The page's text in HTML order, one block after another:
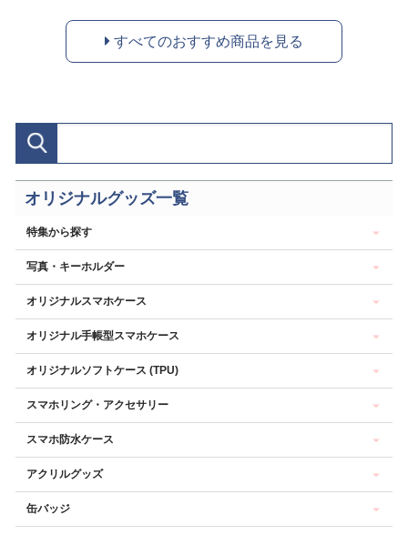
すべてのおすすめ商品を見る
オリジナルグッズ一覧
特集から探す
写真・キーホルダー
オリジナルスマホケース
オリジナル手帳型スマホケース
オリジナルソフトケース (TPU)
スマホリング・アクセサリー
スマホ防水ケース
アクリルグッズ
缶バッジ